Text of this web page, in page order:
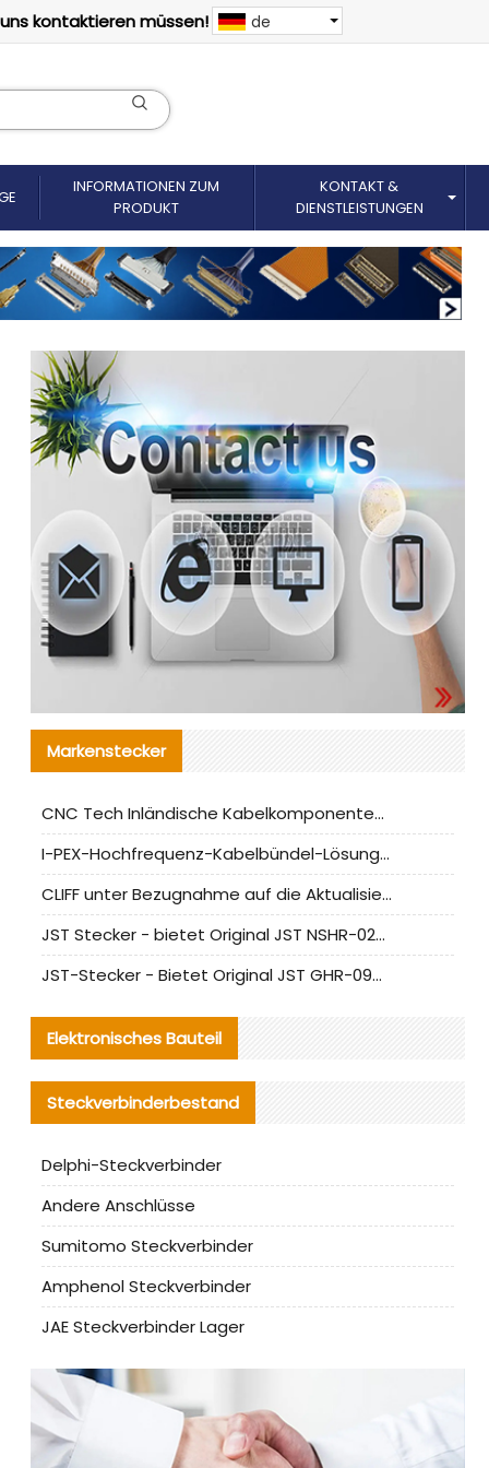
kontaktieren müssen! de
INFORMATIONEN ZUM
PRODUKT
KONTAKT &
DIENSTLEISTUNGEN
Markenstecker
CNC Tech Inländische Kabelkomponentenbewertung und Massenproduktionsanpassungsanleitung
I-PEX-Hochfrequenz-Kabelbündel-Lösung für die heimische Produktion analysiert
CLIFF unter Bezugnahme auf die Aktualisierung der chinesischen Stecker-Testnormen
JST Stecker - bietet Original JST NSHR-02V-S Stecker und Ersatzteile an
JST-Stecker - Bietet Original JST GHR-09V-S Stecker und Ersatzteile an
Elektronisches Bauteil
Steckverbinderbestand
Delphi-Steckverbinder
Andere Anschlüsse
Sumitomo Steckverbinder
Amphenol Steckverbinder
JAE Steckverbinder Lager